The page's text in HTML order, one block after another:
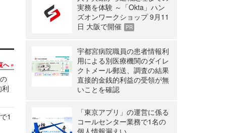
へ
1
実務を体験 ～「Okta」ハン
ズオンワークショップ 9月11
日 大阪で開催
PR
宇都宮病院職員の患者情報利
用による別医療機関のダイレ
クトメール郵送、調査の結果
直接的金銭的利益の受領が無
いことを確認
「東京アプリ」の運営に係る
コールセンター業務で1名の
個人情報漏えい